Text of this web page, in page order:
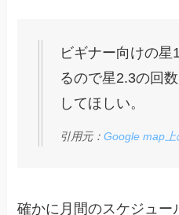
ビギナー向けの星
るので星2.3の回
してほしい。
引用元：Google map上
確かに月間のスケジュー